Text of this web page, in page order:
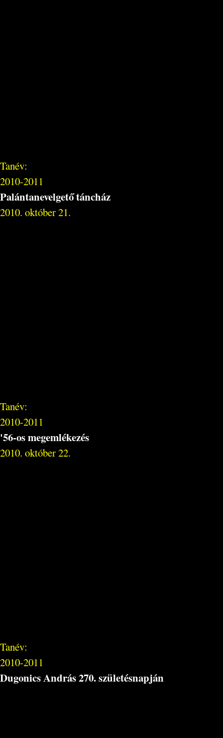
Tanév:
2010-2011
Palántanevelgető táncház
2010. október 21.
Tanév:
2010-2011
'56-os megemlékezés
2010. október 22.
Tanév:
2010-2011
Dugonics András 270. születésnapján